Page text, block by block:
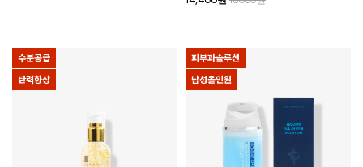
수분공급
탄력향상
피부과솔루션
남성올인원